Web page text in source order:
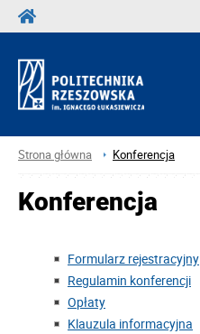
Strona główna Konferencja
Konferencja
Formularz rejestracyjny
Regulamin konferencji
Opłaty
Klauzula informacyjna